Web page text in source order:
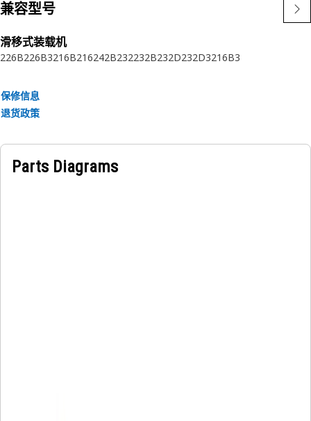
兼容型号
滑移式装载机
226B226B3216B216242B232232B232D232D3216B3
保修信息
退货政策
Parts Diagrams